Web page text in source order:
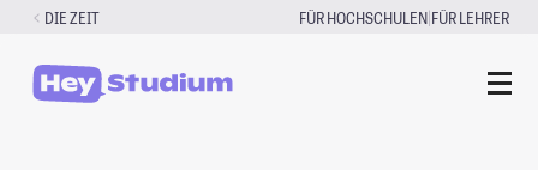
Zum
springen
DIE ZEIT FÜR HOCHSCHULEN|FÜR LEHRER